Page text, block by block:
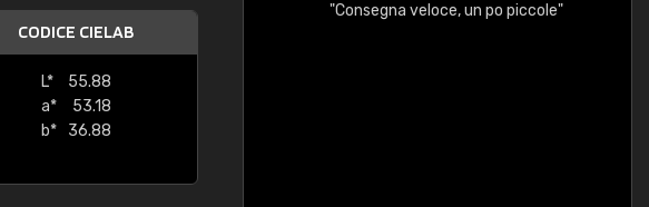
CODICE CIELAB
L*
55.88
a*
53.18
b*
36.88
"Consegna veloce, un po piccole"